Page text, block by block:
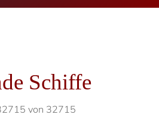
Schiffe
von 32715